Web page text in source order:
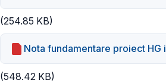
(254.85 KB)
Nota fundamentare proiect HG
(548.42 KB)